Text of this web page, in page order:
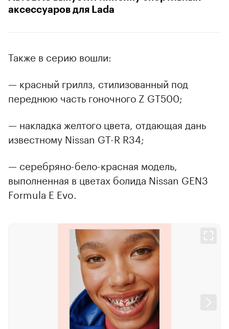
аксессуаров для Lada
Также в серию вошли:
— красный гриллз, стилизованный под
переднюю часть гоночного Z GT500;
— накладка желтого цвета, отдающая дань
известному Nissan GT-R R34;
— серебряно-бело-красная модель,
выполненная в цветах болида Nissan GEN3
Formula E Evo.